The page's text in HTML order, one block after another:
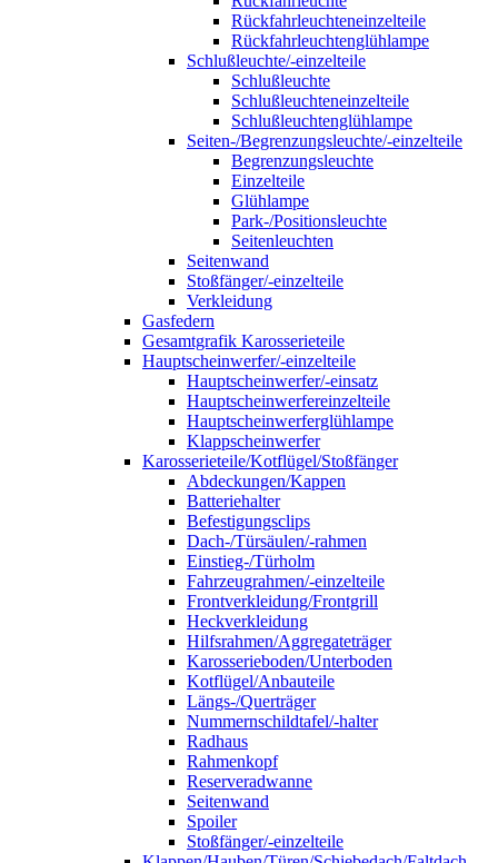
Rückfahrleuchteneinzelteile
Rückfahrleuchtenglühlampe
Schlußleuchte/-einzelteile
Schlußleuchte
Schlußleuchteneinzelteile
Schlußleuchtenglühlampe
Seiten-/Begrenzungsleuchte/-einzelteile
Begrenzungsleuchte
Einzelteile
Glühlampe
Park-/Positionsleuchte
Seitenleuchten
Seitenwand
Stoßfänger/-einzelteile
Verkleidung
Gasfedern
Gesamtgrafik Karosserieteile
Hauptscheinwerfer/-einzelteile
Hauptscheinwerfer/-einsatz
Hauptscheinwerfereinzelteile
Hauptscheinwerferglühlampe
Klappscheinwerfer
Karosserieteile/Kotflügel/Stoßfänger
Abdeckungen/Kappen
Batteriehalter
Befestigungsclips
Dach-/Türsäulen/-rahmen
Einstieg-/Türholm
Fahrzeugrahmen/-einzelteile
Frontverkleidung/Frontgrill
Heckverkleidung
Hilfsrahmen/Aggregateträger
Karosserieboden/Unterboden
Kotflügel/Anbauteile
Längs-/Querträger
Nummernschildtafel/-halter
Radhaus
Rahmenkopf
Reserveradwanne
Seitenwand
Spoiler
Stoßfänger/-einzelteile